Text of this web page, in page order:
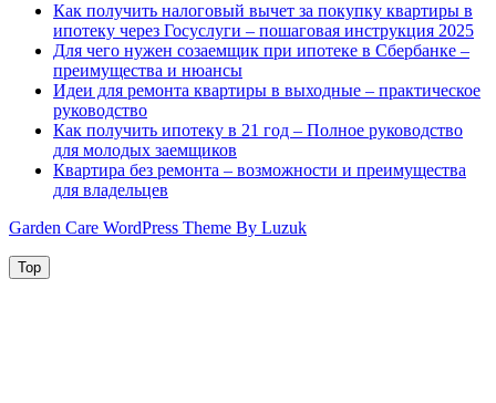
Как получить налоговый вычет за покупку квартиры в
ипотеку через Госуслуги – пошаговая инструкция 2025
Для чего нужен созаемщик при ипотеке в Сбербанке –
преимущества и нюансы
Идеи для ремонта квартиры в выходные – практическое
руководство
Как получить ипотеку в 21 год – Полное руководство
для молодых заемщиков
Квартира без ремонта – возможности и преимущества
для владельцев
Garden Care WordPress Theme By Luzuk
Top